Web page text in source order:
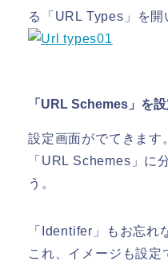
る「URL Types」を開
「URL Schemes」を
設定画面がでてきます
「URL Schemes」に
う。
「Identifer」もお忘れ
これ、イメージも設定